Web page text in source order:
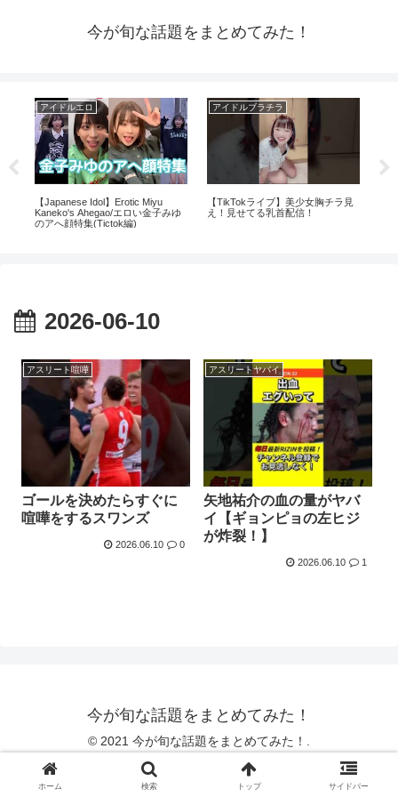
今が旬な話題をまとめてみた！
アイドルエロ
【Japanese Idol】Erotic Miyu
Kaneko's Ahegao/エロい金子みゆ
のアへ顔特集(Tictok編)
アイドルブラチラ
【TikTokライブ】美少女胸チラ見
え！見せてる乳首配信！
2026-06-10
アスリート喧嘩
ゴールを決めたらすぐに
喧嘩をするスワンズ
2026.06.10 0
アスリートヤバイ
矢地祐介の血の量がヤバ
イ【ギョンピョの左ヒジ
が炸裂！】
2026.06.10 1
今が旬な話題をまとめてみた！
© 2021 今が旬な話題をまとめてみた！.
ホーム 検索 トップ サイドバー